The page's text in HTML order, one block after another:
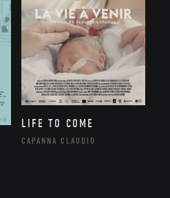
LIFE TO COME
CAPANNA CLAUDIO